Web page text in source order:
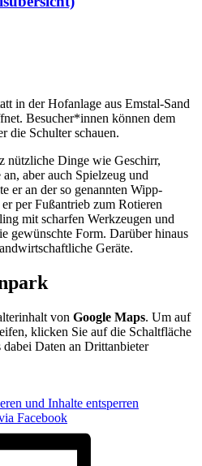
in der Hofanlage aus Emstal-Sand
Besucher*innen können dem
die Schulter schauen.
nützliche Dinge wie Geschirr,
aber auch Spielzeug und
er an der so genannten Wipp-
per Fußantrieb zum Rotieren
mit scharfen Werkzeugen und
gewünschte Form. Darüber hinaus
Geräte.
von Google Maps. Um auf
klicken Sie auf die Schaltfläche
dabei Daten an Drittanbieter
und Inhalte entsperren
Facebook